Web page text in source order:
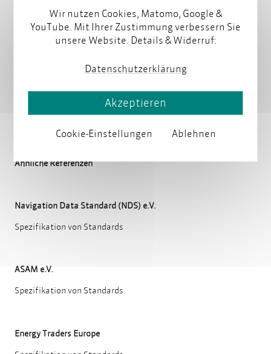
Microsoft Word
Microsoft Excel
Ähnliche Referenzen
Navigation Data Standard (NDS) e.V.
Spezifikation von Standards
ASAM e.V.
Spezifikation von Standards
Energy Traders Europe
Wir nutzen Cookies, Matomo, Google &
YouTube. Mit Ihrer Zustimmung verbessern Sie
unsere Website. Details & Widerruf:
Datenschutzerklärung
Cookie-Einstellungen Ablehnen
Akzeptieren